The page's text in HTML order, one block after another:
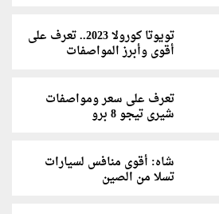
تويوتا كورولا 2023.. تعرف على
أقوى وأبرز المواصفات
تعرف على سعر ومواصفات
شيرى تيجو 8 برو
شاه: أقوى منافس لسيارات
تسلا من الصين